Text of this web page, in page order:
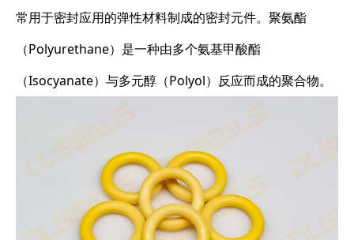
常用于密封应用的弹性材料制成的密封元件。聚氨酯
（Polyurethane）是一种由多个氨基甲酸酯
（Isocyanate）与多元醇（Polyol）反应而成的聚合物。